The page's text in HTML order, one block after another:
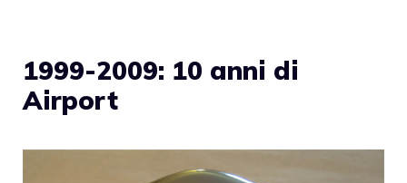
1999-2009: 10 anni di
Airport